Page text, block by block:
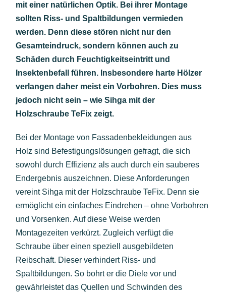
mit einer natürlichen Optik. Bei ihrer Montage
sollten Riss- und Spaltbildungen vermieden
werden. Denn diese stören nicht nur den
Gesamteindruck, sondern können auch zu
Schäden durch Feuchtigkeitseintritt und
Insektenbefall führen. Insbesondere harte Hölzer
verlangen daher meist ein Vorbohren. Dies muss
jedoch nicht sein – wie Sihga mit der
Holzschraube TeFix zeigt.
Bei der Montage von Fassadenbekleidungen aus
Holz sind Befestigungslösungen gefragt, die sich
sowohl durch Effizienz als auch durch ein sauberes
Endergebnis auszeichnen. Diese Anforderungen
vereint Sihga mit der Holzschraube TeFix. Denn sie
ermöglicht ein einfaches Eindrehen – ohne Vorbohren
und Vorsenken. Auf diese Weise werden
Montagezeiten verkürzt. Zugleich verfügt die
Schraube über einen speziell ausgebildeten
Reibschaft. Dieser verhindert Riss- und
Spaltbildungen. So bohrt er die Diele vor und
gewährleistet das Quellen und Schwinden des